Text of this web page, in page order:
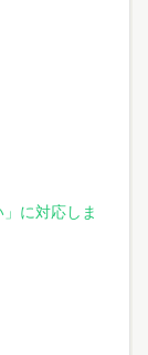
に対応しま